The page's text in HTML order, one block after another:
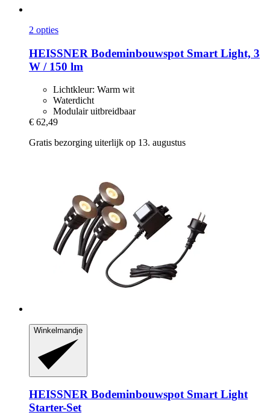
2 opties
HEISSNER Bodeminbouwspot Smart Light, 3
W / 150 lm
Lichtkleur: Warm wit
Waterdicht
Modulair uitbreidbaar
€ 62,49
Gratis bezorging uiterlijk op 13. augustus
Winkelmandje
HEISSNER Bodeminbouwspot Smart Light
Starter-​Set